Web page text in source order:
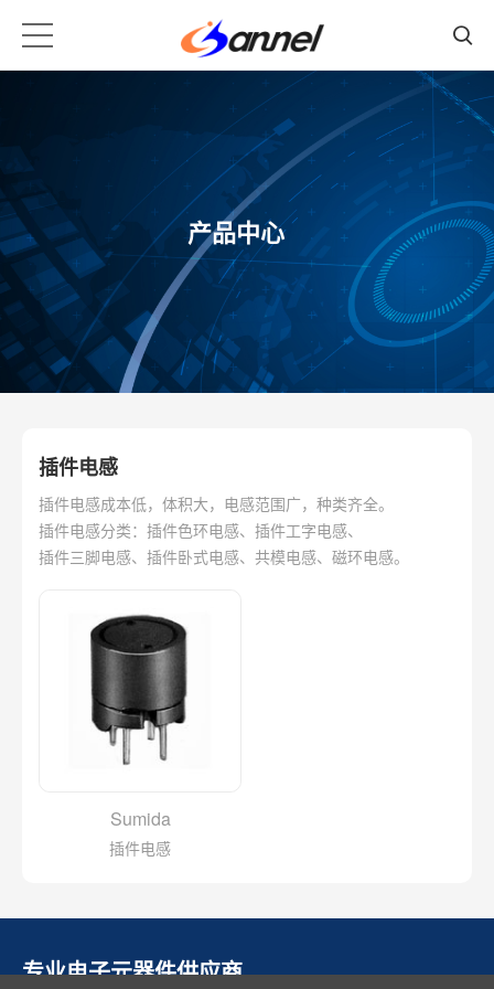
产品中心
插件电感
插件电感成本低，体积大，电感范围广，种类齐全。
插件电感分类：插件色环电感、插件工字电感、
插件三脚电感、插件卧式电感、共模电感、磁环电感。
Sumida
插件电感
专业电子元器件供应商